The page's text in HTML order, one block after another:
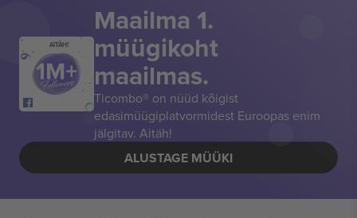
AITÄH!
Maailma 1.
müügikoht
maailmas.
Ticombo® on nüüd kõigist
edasimüügiplatvormidest Euroopas enim
jälgitav. Aitäh!
ALUSTAGE MÜÜKI